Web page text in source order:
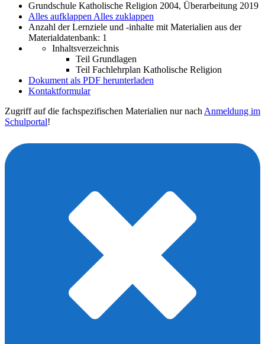
Grundschule Katholische Religion 2004, Überarbeitung 2019
Alles aufklappen Alles zuklappen
Anzahl der Lernziele und -inhalte mit Materialien aus der
Materialdatenbank: 1
Inhaltsverzeichnis
Teil Grundlagen
Teil Fachlehrplan Katholische Religion
Dokument als PDF herunterladen
Kontaktformular
Zugriff auf die fachspezifischen Materialien nur nach Anmeldung im
Schulportal!